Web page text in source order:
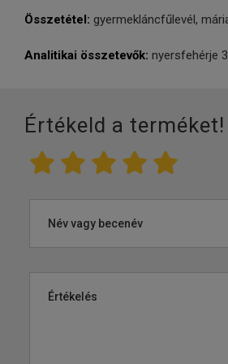
Összetétel: gyermekláncfűlevél,
Analitikai összetevők: nyersfehérje
Értékeld a terméket!
Név vagy becenév
Értékelés